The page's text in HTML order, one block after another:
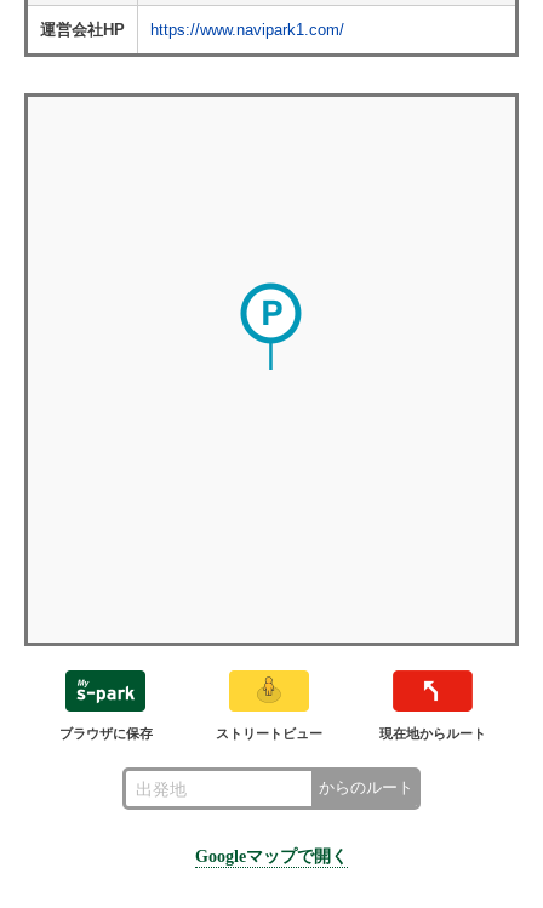
運営会社HP https://www.navipark1.com/
ブラウザに保存 ストリートビュー 現在地からルート
からのルート
Googleマップで開く